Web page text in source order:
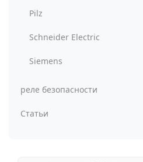
Pilz
Schneider Electric
Siemens
реле безопасности
Статьи